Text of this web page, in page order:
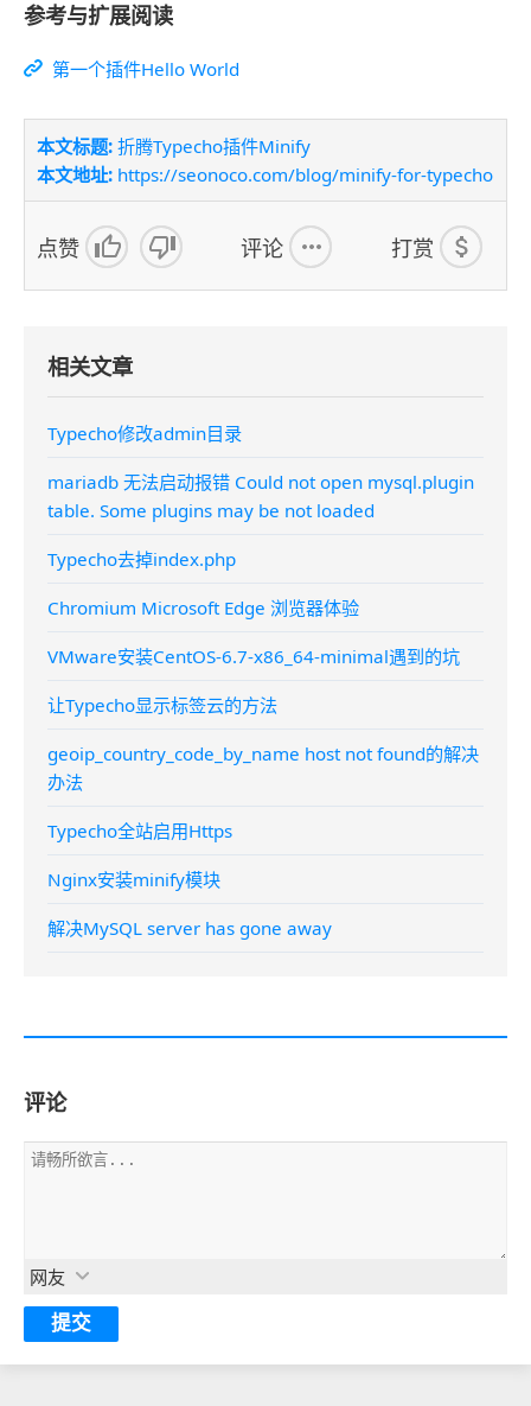
参考与扩展阅读
第一个插件Hello World
本文标题: 折腾Typecho插件Minify
本文地址: https://seonoco.com/blog/minify-for-typecho
点赞 评论 打赏
相关文章
Typecho修改admin目录
mariadb 无法启动报错 Could not open mysql.plugin
table. Some plugins may be not loaded
Typecho去掉index.php
Chromium Microsoft Edge 浏览器体验
VMware安装CentOS-6.7-x86_64-minimal遇到的坑
让Typecho显示标签云的方法
geoip_country_code_by_name host not found的解决
办法
Typecho全站启用Https
Nginx安装minify模块
解决MySQL server has gone away
评论
网友